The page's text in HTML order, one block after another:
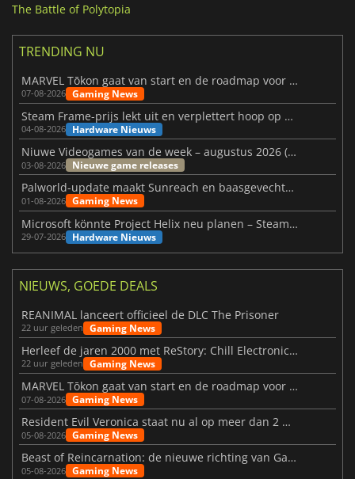
The Battle of Polytopia
TRENDING NU
MARVEL Tōkon gaat van start en de roadmap voor jaar 1 is bekendgemaakt
07-08-2026 Gaming News
Steam Frame-prijs lekt uit en verplettert hoop op betaalbare VR
04-08-2026 Hardware Nieuws
Niuwe Videogames van de week – augustus 2026 (week 32)
03-08-2026 Nieuwe game releases
Palworld-update maakt Sunreach en baasgevechten stabieler
01-08-2026 Gaming News
Microsoft könnte Project Helix neu planen – Steam-Support wackelt
29-07-2026 Hardware Nieuws
NIEUWS, GOEDE DEALS
REANIMAL lanceert officieel de DLC The Prisoner
22 uur geleden Gaming News
Herleef de jaren 2000 met ReStory: Chill Electronics Repairs
22 uur geleden Gaming News
MARVEL Tōkon gaat van start en de roadmap voor jaar 1 is bekendgemaakt
07-08-2026 Gaming News
Resident Evil Veronica staat nu al op meer dan 2 miljoen verlanglijstjes
05-08-2026 Gaming News
Beast of Reincarnation: de nieuwe richting van Game Freak
05-08-2026 Gaming News